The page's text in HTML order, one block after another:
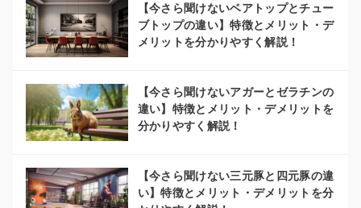
【今さら聞けないベアトップとチュー
ブトップの違い】特徴とメリット・デ
メリットを分かりやすく解説！
【今さら聞けないアガーとゼラチンの
違い】特徴とメリット・デメリットを
分かりやすく解説！
【今さら聞けない三元豚と四元豚の違
い】特徴とメリット・デメリットを分